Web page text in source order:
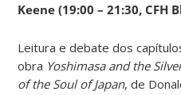
Keene (19:00 – 21:30, CFH
Leitura e debate dos
obra Yoshimasa and the
of the Soul of Japan, de